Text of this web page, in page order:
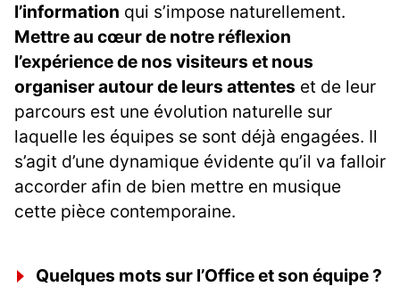
l’information qui s’impose naturellement.
Mettre au cœur de notre réflexion
l’expérience de nos visiteurs et nous
organiser autour de leurs attentes et de leur
parcours est une évolution naturelle sur
laquelle les équipes se sont déjà engagées. Il
s’agit d’une dynamique évidente qu’il va falloir
accorder afin de bien mettre en musique
cette pièce contemporaine.
Quelques mots sur l’Office et son équipe ?